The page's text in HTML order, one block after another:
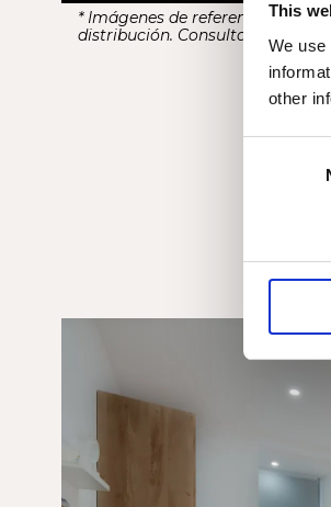
This
We
other
* Imágenes de referencia.
distribución. Consulta para